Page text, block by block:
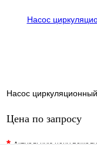
Насос
Цена по запросу
*Актуальную цену